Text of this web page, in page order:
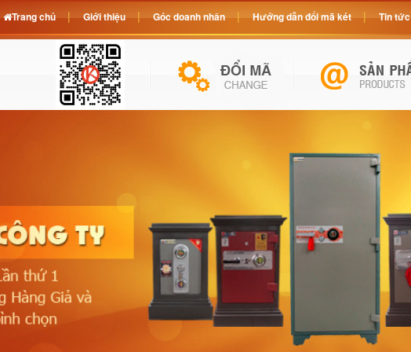
Trang chủ Giới thiệu Góc doanh nhân Hướng dẫn đổi mã két Tin tức